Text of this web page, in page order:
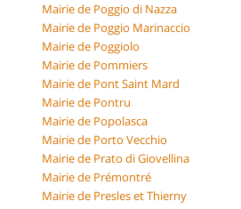
Mairie de Poggio di Nazza
Mairie de Poggio Marinaccio
Mairie de Poggiolo
Mairie de Pommiers
Mairie de Pont Saint Mard
Mairie de Pontru
Mairie de Popolasca
Mairie de Porto Vecchio
Mairie de Prato di Giovellina
Mairie de Prémontré
Mairie de Presles et Thierny